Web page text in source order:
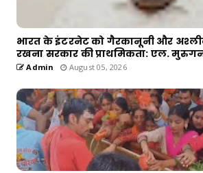
भारत के इंटरनेट को गैरकानूनी और
रखना सरकार की प्राथमिकता: एल.
Admin August 05, 2026